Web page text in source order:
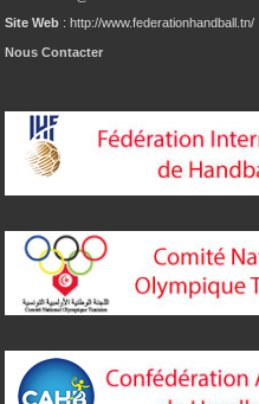
Site Web : http://www.federationhandball.tn/
Nous Contacter